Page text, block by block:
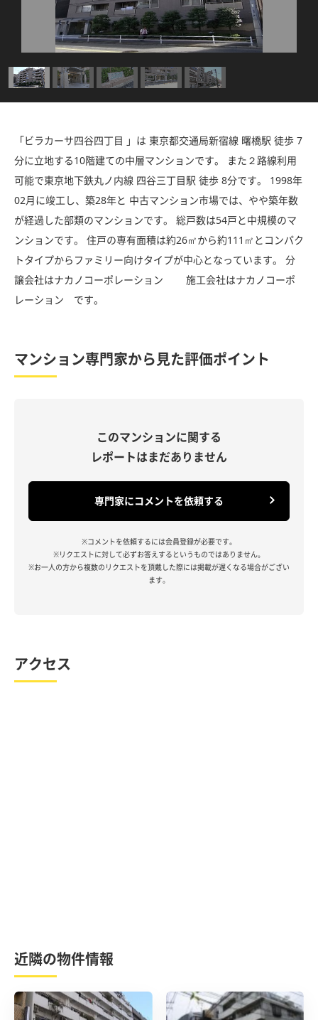
「ビラカーサ四谷四丁目 」は 東京都交通局新宿線 曙橋駅 徒歩 7
分に立地する10階建ての中層マンションです。 また２路線利用
可能で東京地下鉄丸ノ内線 四谷三丁目駅 徒歩 8分です。 1998年
02月に竣工し、築28年と 中古マンション市場では、やや築年数
が経過した部類のマンションです。 総戸数は54戸と中規模のマ
ンションです。 住戸の専有面積は約26㎡から約111㎡とコンパク
トタイプからファミリー向けタイプが中心となっています。 分
譲会社はナカノコーポレーション 施工会社はナカノコーポ
レーション です。
マンション専門家から見た評価ポイント
このマンションに関する
レポートはまだありません
専門家にコメントを依頼する
※コメントを依頼するには会員登録が必要です。
※リクエストに対して必ずお答えするというものではありません。
※お一人の方から複数のリクエストを頂戴した際には掲載が遅くなる場合がござい
ます。
アクセス
近隣の物件情報